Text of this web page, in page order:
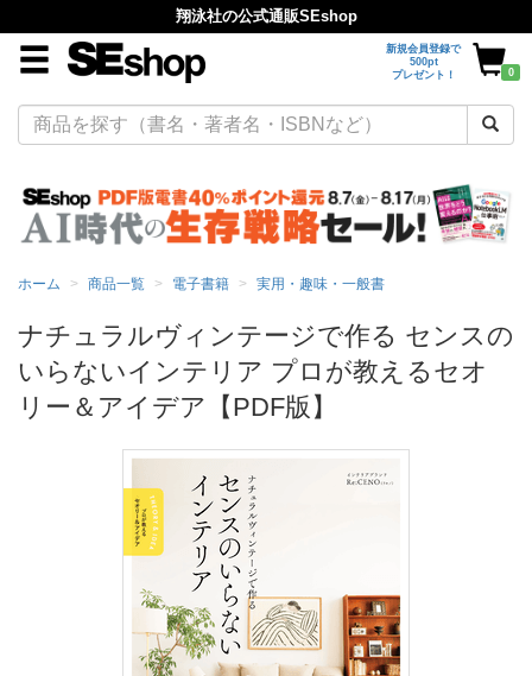
翔泳社の公式通販SEshop
新規会員登録で
500pt
プレゼント！
0
ホーム 商品一覧 電子書籍 実用・趣味・一般書
ナチュラルヴィンテージで作る センスの
いらないインテリア プロが教えるセオ
リー＆アイデア【PDF版】